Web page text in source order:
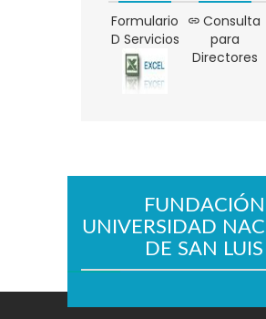
Formulario
D Servicios
Consulta
para
Directores
FUNDACIÓN
UNIVERSIDAD
DE SAN LUIS